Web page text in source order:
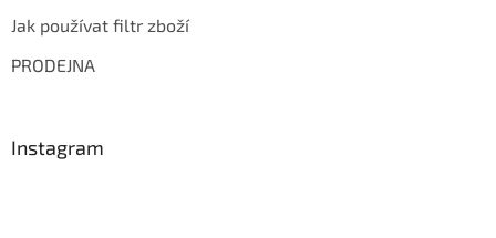
Jak používat filtr zboží
PRODEJNA
Instagram